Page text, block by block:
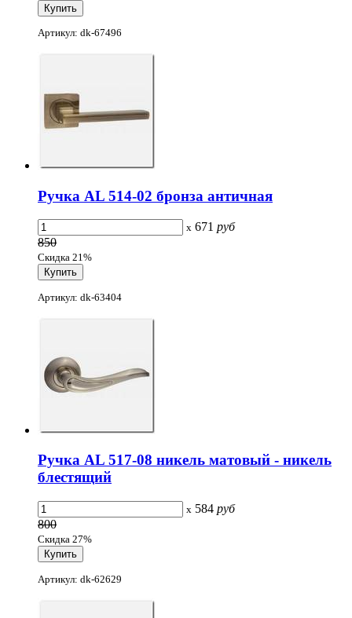
Артикул: dk-67496
Ручка AL 514-02 бронза античная
x 671 руб
850
Скидка 21%
Артикул: dk-63404
Ручка AL 517-08 никель матовый - никель
блестящий
x 584 руб
800
Скидка 27%
Артикул: dk-62629